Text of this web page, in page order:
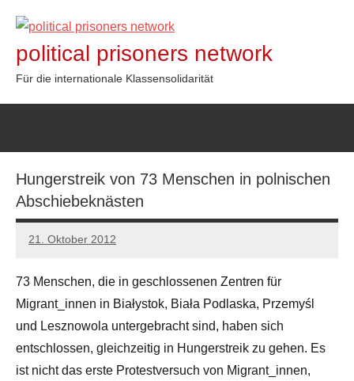
Inhalt
springen
political prisoners network
Für die internationale Klassensolidarität
Hungerstreik von 73 Menschen in polnischen
Abschiebeknästen
21. Oktober 2012
admin
73 Menschen, die in geschlossenen Zentren für
Migrant_innen in Białystok, Biała Podlaska, Przemyśl
und Lesznowola untergebracht sind, haben sich
entschlossen, gleichzeitig in Hungerstreik zu gehen. Es
ist nicht das erste Protestversuch von Migrant_innen,